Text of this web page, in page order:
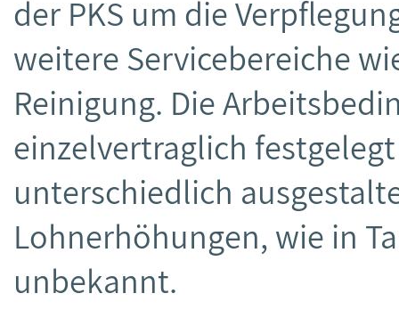
der PKS um die
weitere Servicebereiche
Reinigung. Die
einzelvertraglich
unterschiedlich
Lohnerhöhungen, wie in
unbekannt.